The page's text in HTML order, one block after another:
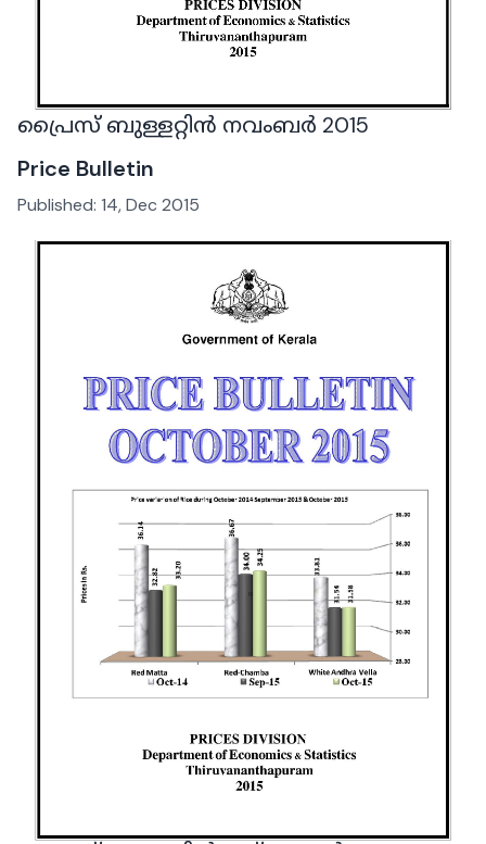
പ്രൈസ് ബുള്ളറ്റിൻ നവംബർ 2015
Price Bulletin
Published: 14, Dec 2015